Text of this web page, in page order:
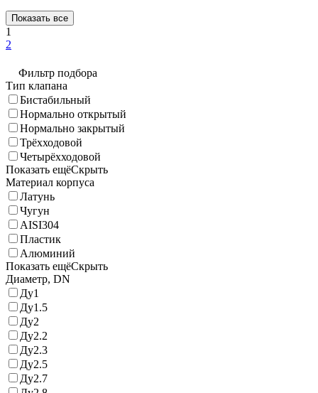
Показать все
1
2
Фильтр подбора
Тип клапана
Бистабильный
Нормально открытый
Нормально закрытый
Трёхходовой
Четырёхходовой
Показать ещёСкрыть
Материал корпуса
Латунь
Чугун
AISI304
Пластик
Алюминий
Показать ещёСкрыть
Диаметр, DN
Ду1
Ду1.5
Ду2
Ду2.2
Ду2.3
Ду2.5
Ду2.7